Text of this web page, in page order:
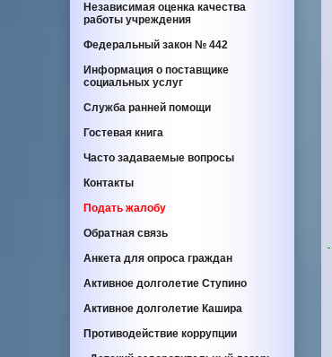
Независимая оценка качества
работы учреждения
Федеральный закон № 442
Информация о поставщике
социальных услуг
Служба ранней помощи
Гостевая книга
Часто задаваемые вопросы
Контакты
Подать жалобу
Обратная связь
Анкета для опроса граждан
Активное долголетие Ступино
Активное долголетие Кашира
Противодействие коррупции